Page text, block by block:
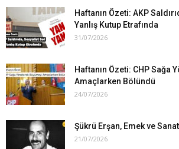
Haftanın Özeti: AKP
Yanlış Kutup Etrafında
31/07/2026
Haftanın Özeti: CHP Sağa
Amaçlarken Bölündü
24/07/2026
Şükrü Erşan, Emek ve Sanat
21/07/2026